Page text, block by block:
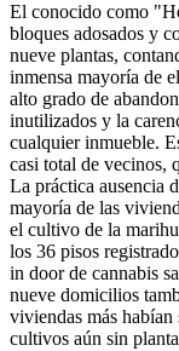
El conocido como
bloques adosados y
nueve plantas,
inmensa mayoría de
alto grado de
inutilizados y la
cualquier inmueble.
casi total de vecinos,
La práctica ausencia
mayoría de las
el cultivo de la
los 36 pisos
in door de cannabis
nueve domicilios
viviendas más
cultivos aún sin